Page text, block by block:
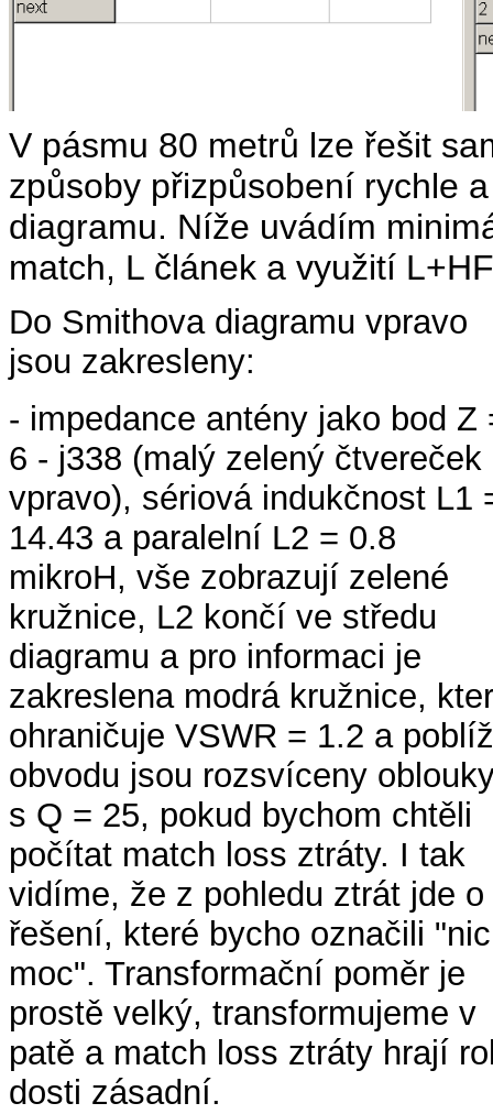
V pásmu 80 metrů lze řešit
způsoby přizpůsobení rychle
diagramu. Níže uvádím
match, L článek a využití
Do Smithova diagramu vpravo
jsou zakresleny:
- impedance antény jako bod Z
6 - j338 (malý zelený čtvereček
vpravo), sériová indukčnost L1
14.43 a paralelní L2 = 0.8
mikroH, vše zobrazují zelené
kružnice, L2 končí ve středu
diagramu a pro informaci je
zakreslena modrá kružnice,
ohraničuje VSWR = 1.2 a poblíž
obvodu jsou rozsvíceny
s Q = 25, pokud bychom chtěli
počítat match loss ztráty. I tak
vidíme, že z pohledu ztrát jde o
řešení, které bycho označili "nic
moc". Transformační poměr je
prostě velký, transformujeme v
patě a match loss ztráty hrají
dosti zásadní.